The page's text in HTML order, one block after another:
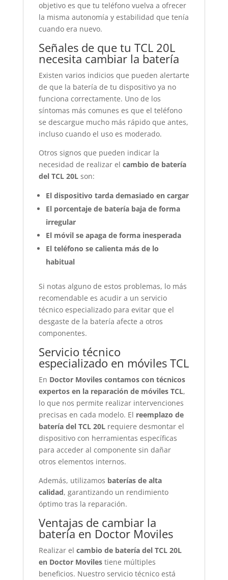
objetivo es que tu teléfono vuelva a ofrecer
la misma autonomía y estabilidad que tenía
cuando era nuevo.
Señales de que tu TCL 20L
necesita cambiar la batería
Existen varios indicios que pueden alertarte
de que la batería de tu dispositivo ya no
funciona correctamente. Uno de los
síntomas más comunes es que el teléfono
se descargue mucho más rápido que antes,
incluso cuando el uso es moderado.
Otros signos que pueden indicar la
necesidad de realizar el cambio de batería
del TCL 20Lson:
El dispositivo tarda demasiado en cargar
El porcentaje de batería baja de forma
irregular
El móvil se apaga de forma inesperada
El teléfono se calienta más de lo
habitual
Si notas alguno de estos problemas, lo más
recomendable es acudir a un servicio
técnico especializado para evitar que el
desgaste de la batería afecte a otros
componentes.
Servicio técnico
especializado en móviles TCL
En Doctor Moviles contamos con técnicos
expertos en la reparación de móviles TCL,
lo que nos permite realizar intervenciones
precisas en cada modelo. El reemplazo de
batería del TCL 20Lrequiere desmontar el
dispositivo con herramientas específicas
para acceder al componente sin dañar
otros elementos internos.
Además, utilizamos baterías de alta
calidad, garantizando un rendimiento
óptimo tras la reparación.
Ventajas de cambiar la
batería en Doctor Moviles
Realizar el cambio de batería del TCL 20L
en Doctor Movilestiene múltiples
beneficios. Nuestro servicio técnico está